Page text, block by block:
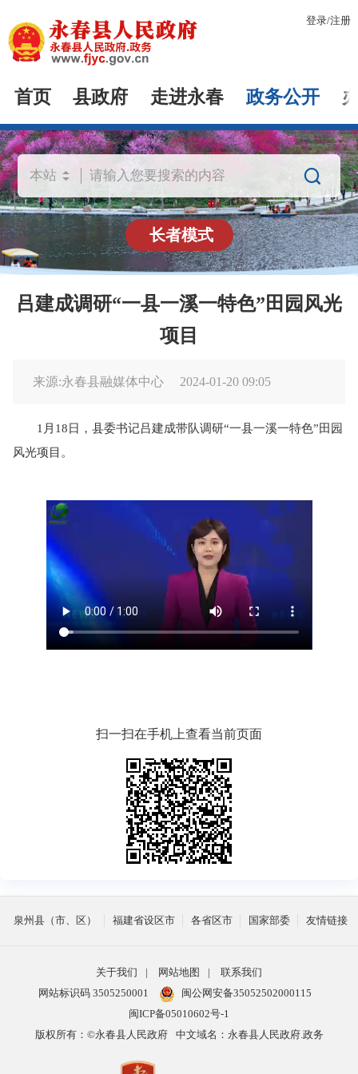
登录/注册
首页 县政府 走进永春 政务公开

长者模式
吕建成调研“一县一溪一特色”田园风光
项目
来源:永春县融媒体中心 2024-01-20 09:05
1月18日，县委书记吕建成带队调研“一县一溪一特色”田园
风光项目。
扫一扫在手机上查看当前页面
泉州县（市、区） 福建省设区市 各省区市 国家部委 友情链接
关于我们 | 网站地图 |
联系我们
网站标识码 3505250001
闽公网安备35052502000115
闽ICP备05010602号-1
版权所有：©永春县人民政府
中文域名：永春县人民政府.政务